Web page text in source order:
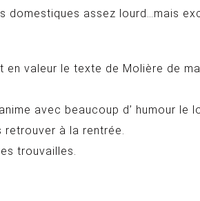
domestiques assez lourd…mais
valeur le texte de Molière de
avec beaucoup d’ humour le
retrouver à la rentrée.
trouvailles.